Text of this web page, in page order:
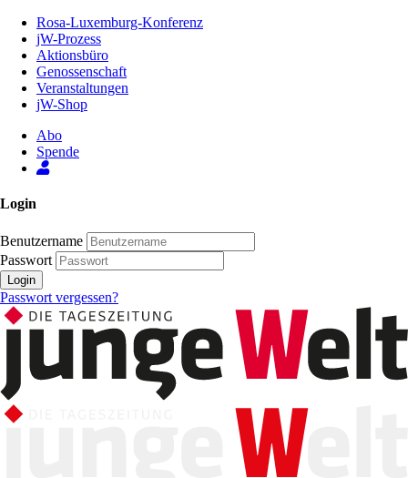
Inhalt
Seite
Rosa-Luxemburg-Konferenz
jW-Prozess
Aktionsbüro
Genossenschaft
Veranstaltungen
jW-Shop
Abo
Spende
Login
Benutzername
Passwort
Login
Passwort vergessen?